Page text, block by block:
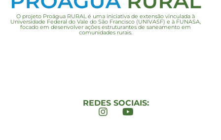
O projeto Proágua RURAL é uma iniciativa de extensão vinculada à
Universidade Federal do Vale do São Francisco (UNIVASF) e à FUNASA,
focado em desenvolver ações estruturantes de saneamento em
comunidades rurais.
REDES SOCIAIS: